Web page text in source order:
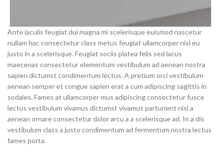
Ante iaculis feugiat dui magna mi scelerisque euismod nascetur
nullam hac consectetur class metus feugiat ullamcorper nisl eu
justo in a scelerisque. Feugiat sociis platea felis sed lacus
maecenas consectetur elementum vestibulum ad aenean nostra
sapien dictumst condimentum lectus. A pretium orci vestibulum
aenean semper et congue sapien erat a cum adipiscing sagittis in
sodales. Fames at ullamcorper mus adipiscing consectetur fusce
lectus vestibulum vivamus dictumst vivamus parturient nisl a
aenean ornare consectetur dolor arcu a a scelerisque ad. In a dis
vestibulum class a justo condimentum ad fermentum nostra lectus
fames porta.